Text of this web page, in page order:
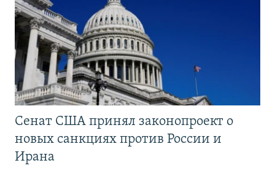
Сенат США принял законопроект о
новых санкциях против России и
Ирана